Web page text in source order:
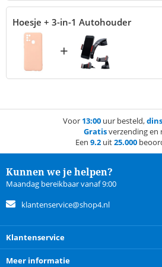
Hoesje + 3-in-1 Autohouder
+
Voor 13:00 uur besteld,
Gratisverzending en
Een 9.2 uit25.000
Kunnen we je helpen?
Maandag bereikbaar vanaf 9:00
klantenservice@shop4.nl
Klantenservice
Meer informatie